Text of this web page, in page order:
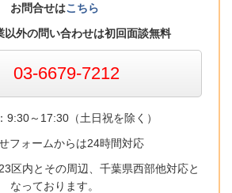
お問合せはこちら
以外の問い合わせは初回面談無料
03-6679-7212
9:30～17:30（土日祝を除く）
フォームからは24時間対応
区内とその周辺、千葉県西部他対応と
なっております。